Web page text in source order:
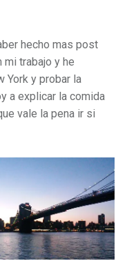
hecho mas post
trabajo y he
York y probar la
a explicar la comida
vale la pena ir si